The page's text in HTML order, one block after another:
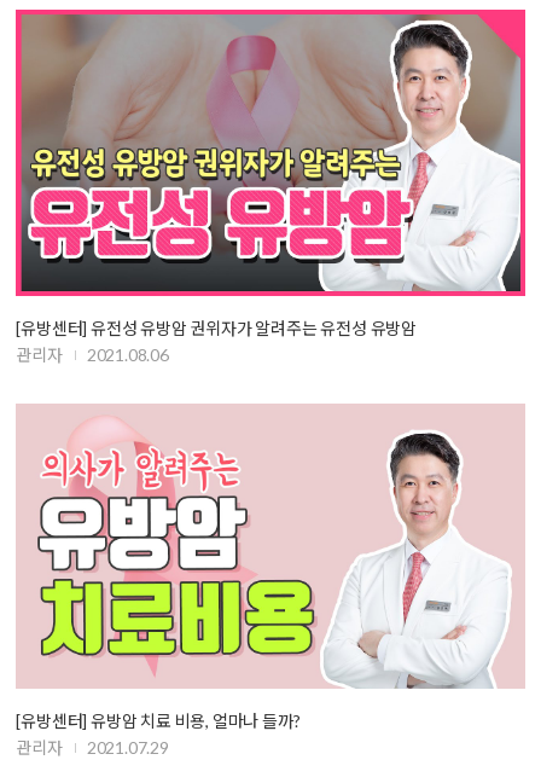
[유방센터] 유전성 유방암 권위자가 알려주는 유전성 유방암
관리자
2021.08.06
[유방센터] 유방암 치료 비용, 얼마나 들까?
관리자
2021.07.29